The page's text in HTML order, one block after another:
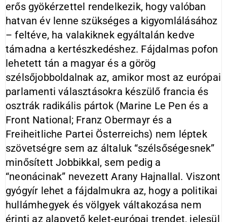
erős gyökérzettel rendelkezik, hogy valóban
hatvan év lenne szükséges a kigyomlálásához
– feltéve, ha valakiknek egyáltalán kedve
támadna a kertészkedéshez. Fájdalmas pofon
lehetett tán a magyar és a görög
szélsőjobboldalnak az, amikor most az európai
parlamenti választásokra készülő francia és
osztrák radikális pártok (Marine Le Pen és a
Front National; Franz Obermayr és a
Freiheitliche Partei Österreichs) nem léptek
szövetségre sem az általuk “szélsőségesnek”
minősített Jobbikkal, sem pedig a
“neonácinak” nevezett Arany Hajnallal. Viszont
gyógyír lehet a fájdalmukra az, hogy a politikai
hullámhegyek és völgyek váltakozása nem
érinti az alapvető kelet-európai trendet, jelesül